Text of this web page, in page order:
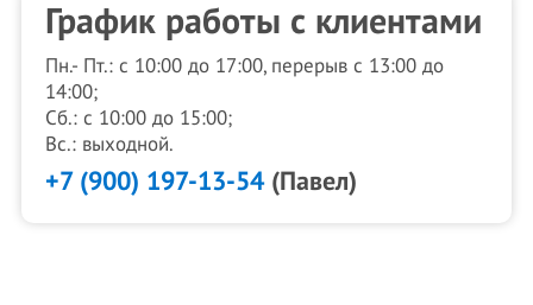
График работы с клиентами
Пн.- Пт.: с 10:00 до 17:00, перерыв с 13:00 до
14:00;
Сб.: с 10:00 до 15:00;
Вс.: выходной.
+7 (900) 197-13-54(Павел)